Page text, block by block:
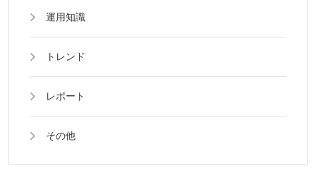
運用知識
トレンド
レポート
その他